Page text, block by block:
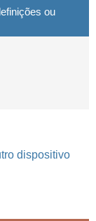
ou
dispositivo